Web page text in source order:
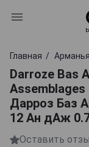
Главная
Darroze Bas
Assemblages
Дарроз Баз
12 Ан дАж
Оставить